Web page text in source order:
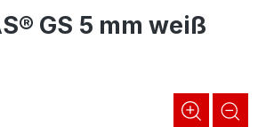
GS 5 mm weiß